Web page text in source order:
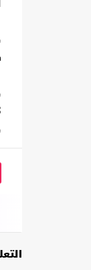
و1160 في